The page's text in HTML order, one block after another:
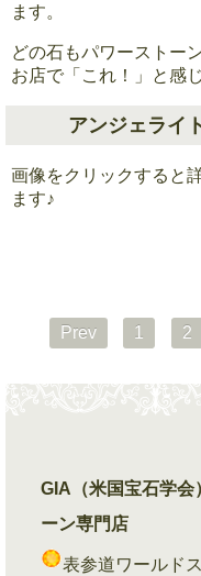
ます。
どの石もパワーストー
お店で「これ！」と感
アンジェライ
画像をクリックすると
ます♪
Prev 1 2
GIA（米国宝石学会
ーン専門店
表参道ワールド